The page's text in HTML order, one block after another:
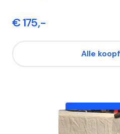
€ 175,-
Alle